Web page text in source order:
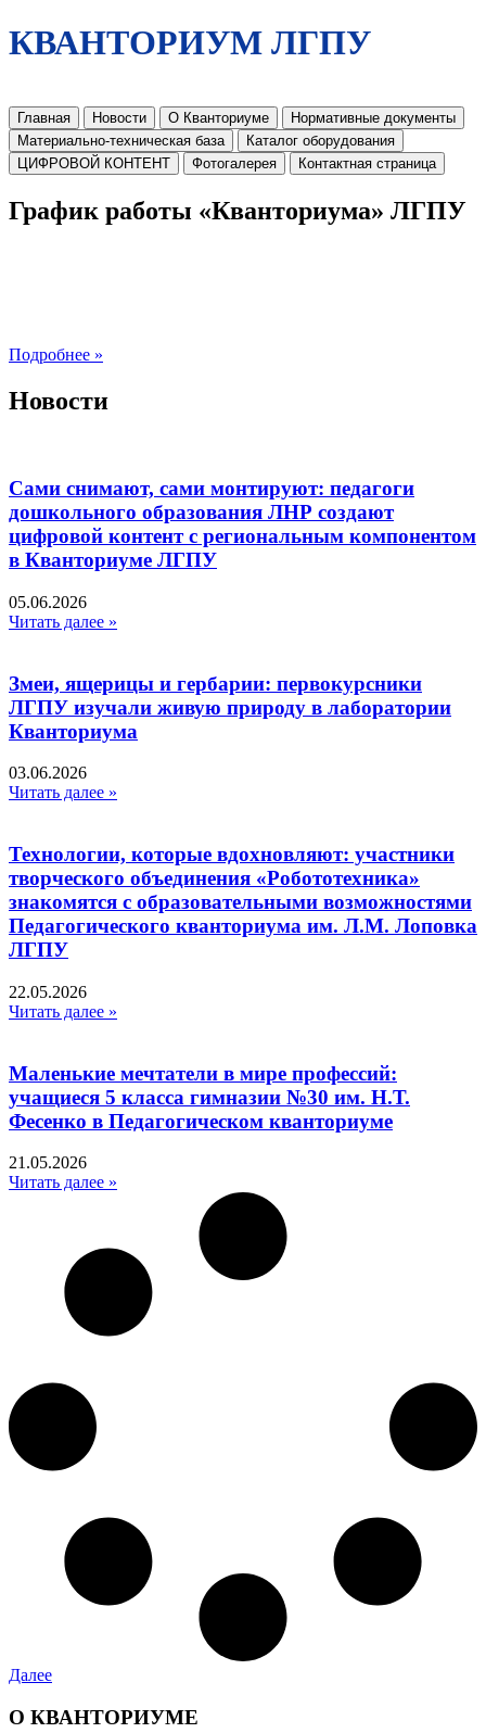
КВАНТОРИУМ ЛГПУ
Главная Новости О Кванториуме
Нормативные документы
Материально-техническая база
Каталог оборудования
ЦИФРОВОЙ КОНТЕНТ
Фотогалерея Контактная страница
График работы «Кванториума» ЛГПУ
Подробнее »
Новости
Сами снимают, сами монтируют: педагоги
дошкольного образования ЛНР создают
цифровой контент с региональным компонентом
в Кванториуме ЛГПУ​
05.06.2026
Читать далее »
Змеи, ящерицы и гербарии: первокурсники
ЛГПУ изучали живую природу в лаборатории
Кванториума
03.06.2026
Читать далее »
Технологии, которые вдохновляют: участники
творческого объединения «Робототехника»
знакомятся с образовательными возможностями
Педагогического кванториума им. Л.М. Лоповка
ЛГПУ
22.05.2026
Читать далее »
Маленькие мечтатели в мире профессий:
учащиеся 5 класса гимназии №30 им. Н.Т.
Фесенко в Педагогическом кванториуме
21.05.2026
Читать далее »
Далее
О КВАНТОРИУМЕ